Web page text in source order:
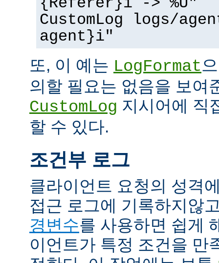
CustomLog logs/
agent}i"
또, 이 예는 LogFormat
의할 필요는 없음을 보여
CustomLog 지시어에 직
할 수 있다.
조건부 로그
클라이언트 요청의 성격
접근 로그에 기록하지않
경변수를 사용하면 쉽게
이언트가 특정 조건을 만